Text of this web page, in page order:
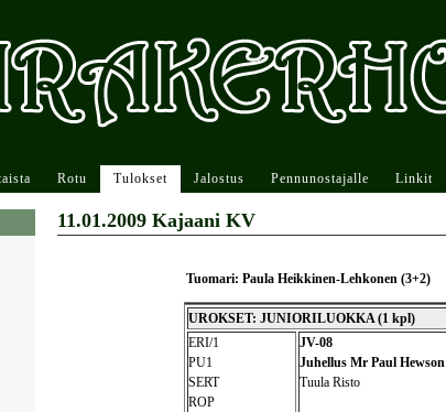
Rotu Tulokset Jalostus Pennunostajalle Linkit
11.01.2009 Kajaani KV
Tuomari: Paula Heikkinen-Lehkonen (3+2)
UROKSET: JUNIORILUOKKA (1 kpl)
ERI/1
PU1
SERT
ROP
JV-08
Juhellus Mr Paul Hewson
Tuula Risto